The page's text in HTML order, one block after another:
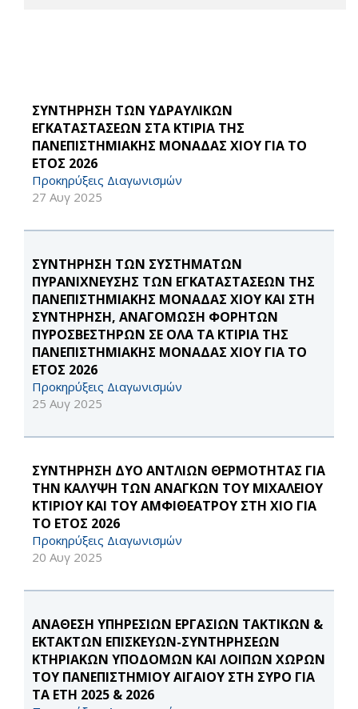
ΣΥΝΤΗΡΗΣΗ ΤΩΝ ΥΔΡΑΥΛΙΚΩΝ
ΕΓΚΑΤΑΣΤΑΣΕΩΝ ΣΤΑ ΚΤΙΡΙΑ ΤΗΣ
ΠΑΝΕΠΙΣΤΗΜΙΑΚΗΣ ΜΟΝΑΔΑΣ ΧΙΟΥ ΓΙΑ ΤΟ
ΕΤΟΣ 2026
Προκηρύξεις Διαγωνισμών
27 Αυγ 2025
ΣΥΝΤΗΡΗΣΗ ΤΩΝ ΣΥΣΤΗΜΑΤΩΝ
ΠΥΡΑΝΙΧΝΕΥΣΗΣ ΤΩΝ ΕΓΚΑΤΑΣΤΑΣΕΩΝ ΤΗΣ
ΠΑΝΕΠΙΣΤΗΜΙΑΚΗΣ ΜΟΝΑΔΑΣ ΧΙΟΥ ΚΑΙ ΣΤΗ
ΣΥΝΤΗΡΗΣΗ, ΑΝΑΓΟΜΩΣΗ ΦΟΡΗΤΩΝ
ΠΥΡΟΣΒΕΣΤΗΡΩΝ ΣΕ ΟΛΑ ΤΑ ΚΤΙΡΙΑ ΤΗΣ
ΠΑΝΕΠΙΣΤΗΜΙΑΚΗΣ ΜΟΝΑΔΑΣ ΧΙΟΥ ΓΙΑ ΤΟ
ΕΤΟΣ 2026
Προκηρύξεις Διαγωνισμών
25 Αυγ 2025
ΣΥΝΤΗΡΗΣΗ ΔΥΟ ΑΝΤΛΙΩΝ ΘΕΡΜΟΤΗΤΑΣ ΓΙΑ
ΤΗΝ ΚΑΛΥΨΗ ΤΩΝ ΑΝΑΓΚΩΝ ΤΟΥ ΜΙΧΑΛΕΙΟΥ
ΚΤΙΡΙΟΥ ΚΑΙ ΤΟΥ ΑΜΦΙΘΕΑΤΡΟΥ ΣΤΗ ΧΙΟ ΓΙΑ
ΤΟ ΕΤΟΣ 2026
Προκηρύξεις Διαγωνισμών
20 Αυγ 2025
ΑΝΑΘΕΣΗ ΥΠΗΡΕΣΙΩΝ ΕΡΓΑΣΙΩΝ ΤΑΚΤΙΚΩΝ &
ΕΚΤΑΚΤΩΝ ΕΠΙΣΚΕΥΩΝ-ΣΥΝΤΗΡΗΣΕΩΝ
ΚΤΗΡΙΑΚΩΝ ΥΠΟΔΟΜΩΝ ΚΑΙ ΛΟΙΠΩΝ ΧΩΡΩΝ
ΤΟΥ ΠΑΝΕΠΙΣΤΗΜΙΟΥ ΑΙΓΑΙΟΥ ΣΤΗ ΣΥΡΟ ΓΙΑ
ΤΑ ΕΤΗ 2025 & 2026